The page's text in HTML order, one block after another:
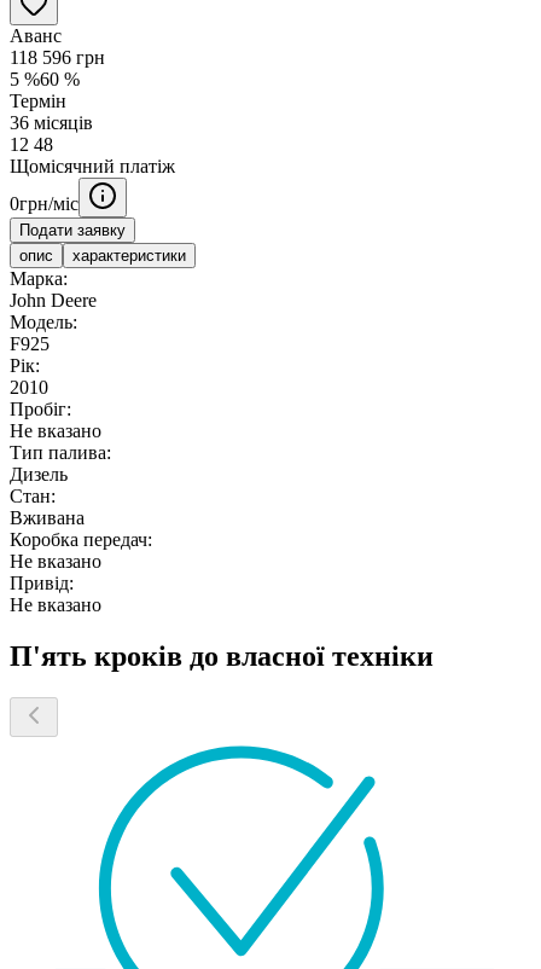
Аванс
118 596 грн
5 %60 %
Термін
36 місяців
12 48
Щомісячний платіж
0грн/міс
Подати заявку
опис
характеристики
Марка:
John Deere
Модель:
F925
Рік:
2010
Пробіг:
Не вказано
Тип палива:
Дизель
Стан:
Вживана
Коробка передач:
Не вказано
Привід:
Не вказано
П'ять кроків до власної техніки